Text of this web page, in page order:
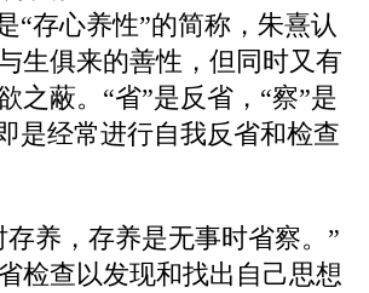
“存心养性”的简称，朱熹认
生俱来的善性，但同时又有
之蔽。“省”是反省，“察”是
是经常进行自我反省和检查
存养，存养是无事时省察。”
检查以发现和找出自己思想